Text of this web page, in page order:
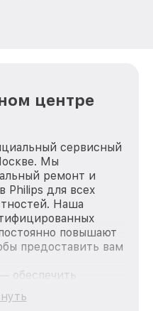
центре
сервисный
Мы
ремонт и
Philips для всех
Наша
повышают
предоставить вам
обеспечить
ремонт для
Philips, вне